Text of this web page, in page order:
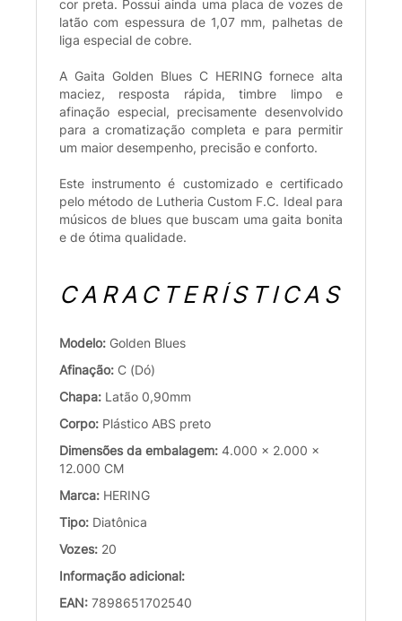
cor preta. Possui ainda uma placa de vozes de
latão com espessura de 1,07 mm, palhetas de
liga especial de cobre.
A Gaita Golden Blues C HERING fornece alta
maciez, resposta rápida, timbre limpo e
afinação especial, precisamente desenvolvido
para a cromatização completa e para permitir
um maior desempenho, precisão e conforto.
Este instrumento é customizado e certificado
pelo método de Lutheria Custom F.C. Ideal para
músicos de blues que buscam uma gaita bonita
e de ótima qualidade.
CARACTERÍSTICAS
Modelo: Golden Blues
Afinação: C (Dó)
Chapa: Latão 0,90mm
Corpo: Plástico ABS preto
Dimensões da embalagem: 4.000 x 2.000 x
12.000 CM
Marca: HERING
Tipo: Diatônica
Vozes: 20
Informação adicional:
EAN: 7898651702540